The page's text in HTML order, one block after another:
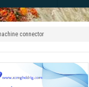
connector